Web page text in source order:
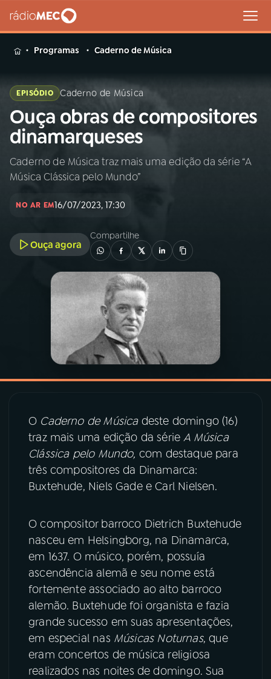
MENU
Buscar
na
Rádio
MEC
Buscar
Início
PROGRAMAÇÃO
PROGRAMAS
05PODCASTS
06VIDEOCASTS
07ÚLTIMAS
ACOMPANHE A RÁDIO MEC
YouTube Facebook
Instagram
TikTok
Programas Caderno de Música
EPISÓDIO Caderno de Música
Ouça obras de compositores
dinamarqueses
Caderno de Música traz mais uma edição da série “A
Música Clássica pelo Mundo”
NO AR EM16/07/2023, 17:30
Ouça agora
Compartilhe
O Caderno de Músicadeste domingo (16)
traz mais uma edição da sérieA Música
Clássica pelo Mundo, com destaque para
três compositores da Dinamarca:
Buxtehude, Niels Gade e Carl Nielsen.
O compositor barroco Dietrich Buxtehude
nasceu em Helsingborg, na Dinamarca,
em 1637. O músico, porém, possuía
ascendência alemã e seu nome está
fortemente associado ao alto barroco
alemão. Buxtehude foi organista e fazia
grande sucesso em suas apresentações,
em especial nas Músicas Noturnas, que
eram concertos de música religiosa
realizados nas noites de domingo. Sua